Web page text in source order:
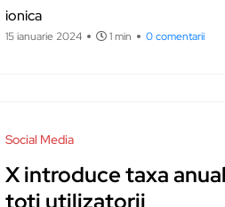
ionica
15 ianuarie 2024 1 min 0 comentarii
Social Media
X introduce taxa
toți utilizatorii